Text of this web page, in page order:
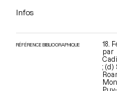
Infos
RÉFÉRENCE BIBLIOGRAPHIQUE
18.
par
; (d)